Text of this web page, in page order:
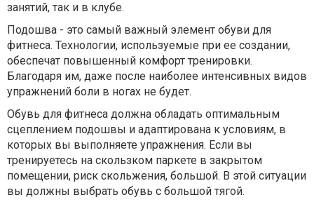
занятий, так и в клубе.
Подошва - это самый важный элемент обуви для
фитнеса. Технологии, используемые при ее создании,
обеспечат повышенный комфорт тренировки.
Благодаря им, даже после наиболее интенсивных видов
упражнений боли в ногах не будет.
Обувь для фитнеса должна обладать оптимальным
сцеплением подошвы и адаптирована к условиям, в
которых вы выполняете упражнения. Если вы
тренируетесь на скользком паркете в закрытом
помещении, риск скольжения, большой. В этой ситуации
вы должны выбрать обувь с большой тягой.